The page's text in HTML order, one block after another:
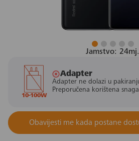
Jamstvo: 24mj.
10-100W
Adapter
Adapter ne dolazi u
Preporučena korištena
Obavijesti me kada postane